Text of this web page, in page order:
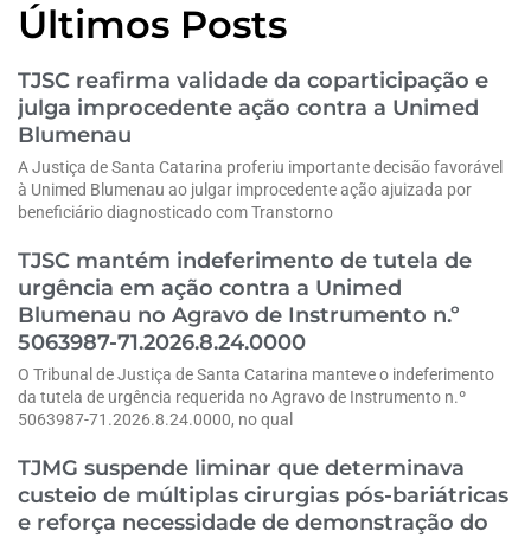
Últimos Posts
TJSC reafirma validade da coparticipação e
julga improcedente ação contra a Unimed
Blumenau
A Justiça de Santa Catarina proferiu importante decisão favorável
à Unimed Blumenau ao julgar improcedente ação ajuizada por
beneficiário diagnosticado com Transtorno
TJSC mantém indeferimento de tutela de
urgência em ação contra a Unimed
Blumenau no Agravo de Instrumento n.º
5063987-71.2026.8.24.0000
O Tribunal de Justiça de Santa Catarina manteve o indeferimento
da tutela de urgência requerida no Agravo de Instrumento n.º
5063987-71.2026.8.24.0000, no qual
TJMG suspende liminar que determinava
custeio de múltiplas cirurgias pós-bariátricas
e reforça necessidade de demonstração do